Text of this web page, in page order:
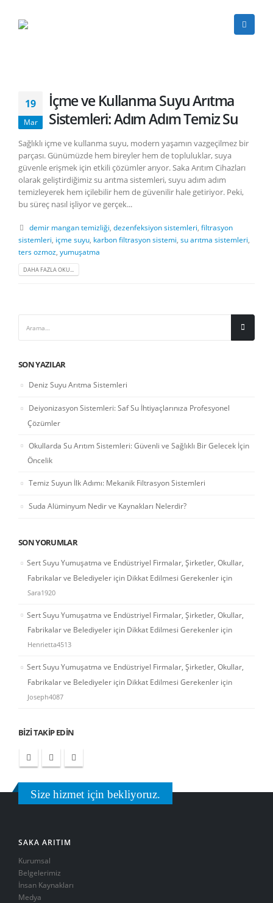
19
Mar
İçme ve Kullanma Suyu Arıtma
Sistemleri: Adım Adım Temiz Su
Sağlıklı içme ve kullanma suyu, modern yaşamın vazgeçilmez bir
parçası. Günümüzde hem bireyler hem de topluluklar, suya
güvenle erişmek için etkili çözümler arıyor. Saka Arıtım Cihazları
olarak geliştirdiğimiz su arıtma sistemleri, suyu adım adım
temizleyerek hem içilebilir hem de güvenilir hale getiriyor. Peki,
bu süreç nasıl işliyor ve gerçek...
demir mangan temizliği, dezenfeksiyon sistemleri, filtrasyon
sistemleri, içme suyu, karbon filtrasyon sistemi, su arıtma sistemleri,
ters ozmoz, yumuşatma
DAHA FAZLA OKU...
SON YAZILAR
Deniz Suyu Arıtma Sistemleri
Deiyonizasyon Sistemleri: Saf Su İhtiyaçlarınıza Profesyonel
Çözümler
Okullarda Su Arıtım Sistemleri: Güvenli ve Sağlıklı Bir Gelecek İçin
Öncelik
Temiz Suyun İlk Adımı: Mekanik Filtrasyon Sistemleri
Suda Alüminyum Nedir ve Kaynakları Nelerdir?
SON YORUMLAR
Sert Suyu Yumuşatma ve Endüstriyel Firmalar, Şirketler, Okullar,
Fabrikalar ve Belediyeler için Dikkat Edilmesi Gerekenler için
Sara1920
Sert Suyu Yumuşatma ve Endüstriyel Firmalar, Şirketler, Okullar,
Fabrikalar ve Belediyeler için Dikkat Edilmesi Gerekenler için
Henrietta4513
Sert Suyu Yumuşatma ve Endüstriyel Firmalar, Şirketler, Okullar,
Fabrikalar ve Belediyeler için Dikkat Edilmesi Gerekenler için
Joseph4087
BIZI TAKIP EDIN
Size hizmet için bekliyoruz.
SAKA ARITIM
Kurumsal
Belgelerimiz
İnsan Kaynakları
Medya